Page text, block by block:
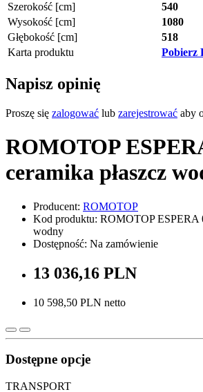
Szerokość [cm]
540
Wysokość [cm]
1080
Głębokość [cm]
518
Karta produktu
Pobierz
Napisz opinię
Proszę się zalogować lub zarejestrować aby
ROMOTOP
ceramika płaszcz
Producent: ROMOTOP
Kod produktu: ROMOTOP ESPERA
wodny
Dostępność: Na zamówienie
13 036,16 PLN
10 598,50 PLN netto
Dostępne opcje
TRANSPORT